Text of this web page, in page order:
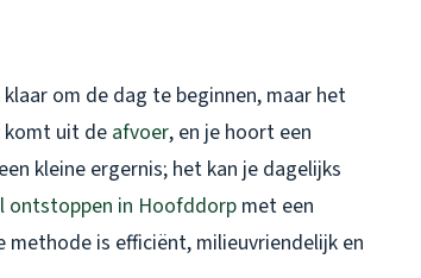
om de dag te beginnen, maar het
komt uit deafvoer, en je hoort een
kleine ergernis; het kan je dagelijks
ontstoppen in Hoofddorp met een
methode is efficiënt, milieuvriendelijk en